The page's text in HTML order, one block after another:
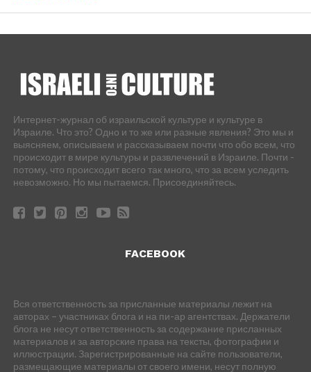
Интернет-журнал об израильской культуре и культуре в
Израиле. Что это? Одно и то же или разные явления? Это мы и
выясняем, описываем и рассказываем почти что обо всем, что
происходит в мире культуры и развлечений в Израиле. Почти -
потому, что происходит всего так много, что за всем уследить
невозможно. Но мы пытаемся. Присоединяйтесь.
FACEBOOK
Вся ответственность за присланные материалы лежит на
авторах – участниках блога и на пи-ар агентствах. Держатели
блога не несут ответственность за содержание присланных
материалов и за авторские права на тексты, фотографии и
иллюстрации. Зарегистрированные на сайте пользователи,
размещающие материалы от своего имени, несут полную